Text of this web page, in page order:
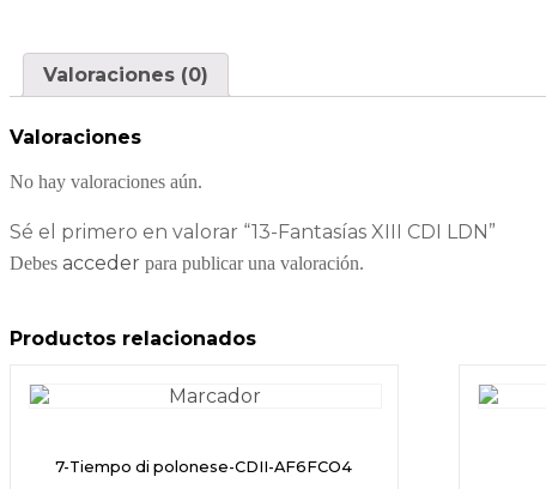
Valoraciones (0)
Valoraciones
No hay valoraciones aún.
Sé el primero en valorar “13-Fantasías XIII CDI LDN”
Debes acceder para publicar una valoración.
Productos relacionados
7-Tiempo di polonese-CDII-AF6FCO4